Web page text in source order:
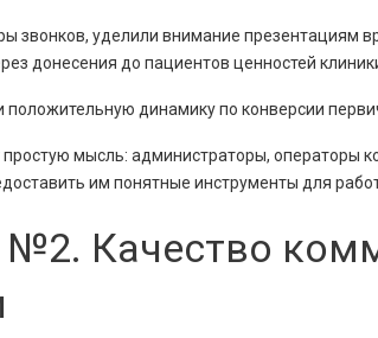
звонков, уделили внимание презентациям
донесения до пациентов ценностей
динамику по конверсии
мысль: администраторы, операторы
им понятные инструменты для
№2. Качество